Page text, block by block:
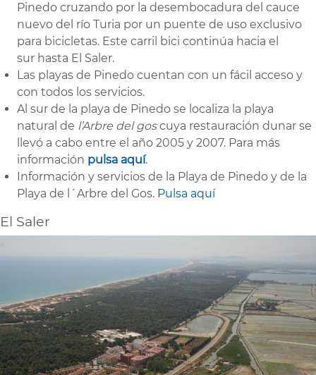
Pinedo cruzando por la desembocadura del cauce
nuevo del río Turia por un puente de uso exclusivo
para bicicletas. Este carril bici continúa hacia el
sur hasta El Saler.
Las playas de Pinedo cuentan con un fácil acceso y
con todos los servicios.
Al sur de la playa de Pinedo se localiza la playa
natural de l’Arbre del goscuya restauración dunar se
llevó a cabo entre el año 2005 y 2007. Para más
información pulsa aquí.
Información y servicios de la Playa de Pinedo y de la
Playa de l´Arbre del Gos. Pulsa aquí
El Saler